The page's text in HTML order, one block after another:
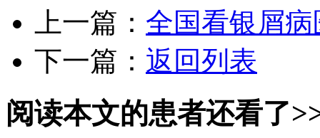
上一篇： 全国看银屑
下一篇： 返回列表
阅读本文的患者还看了